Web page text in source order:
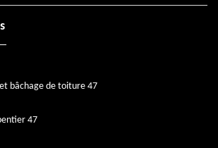
bâchage de toiture 47
47